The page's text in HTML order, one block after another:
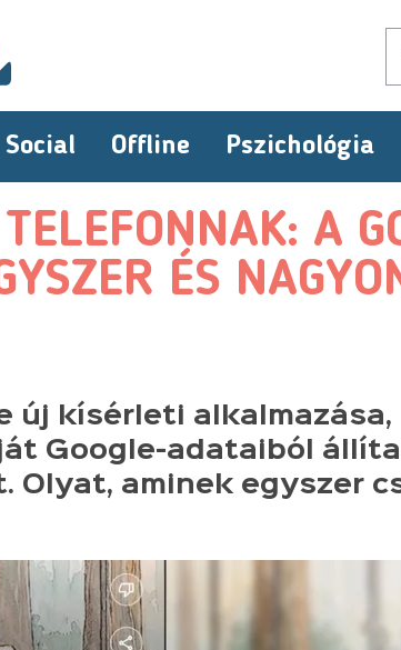
Social Offline Pszichológia
A
ÉS
új kísérleti alkalmazása,
Google-adataiból
Olyat, aminek egyszer